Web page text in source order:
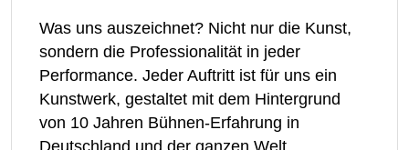
Was uns auszeichnet? Nicht nur die Kunst,
sondern die Professionalität in jeder
Performance. Jeder Auftritt ist für uns ein
Kunstwerk, gestaltet mit dem Hintergrund
von 10 Jahren Bühnen-Erfahrung in
Deutschland und der ganzen Welt.